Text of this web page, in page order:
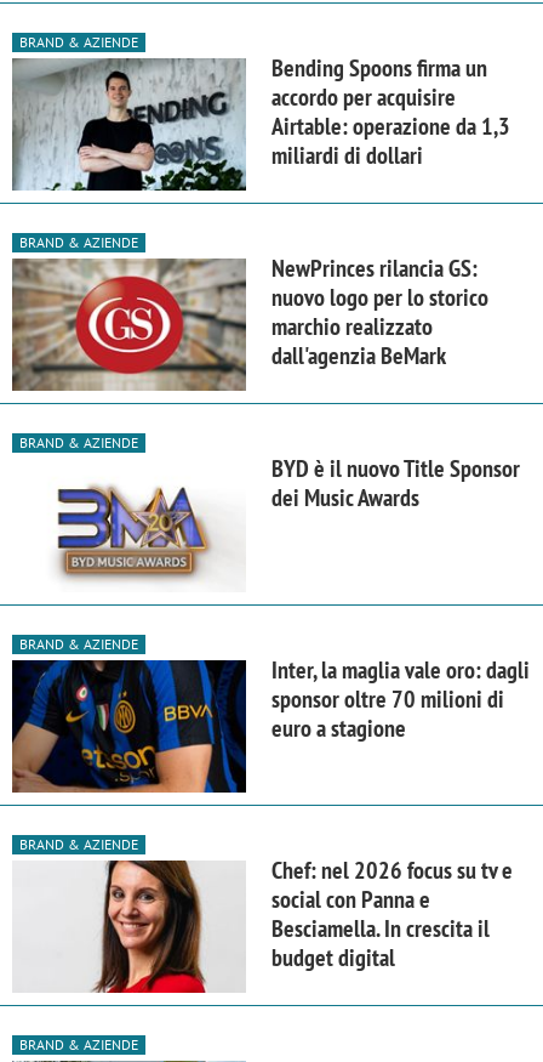
BRAND & AZIENDE
Bending Spoons firma un
accordo per acquisire
Airtable: operazione da 1,3
miliardi di dollari
BRAND & AZIENDE
NewPrinces rilancia GS:
nuovo logo per lo storico
marchio realizzato
dall'agenzia BeMark
BRAND & AZIENDE
BYD è il nuovo Title Sponsor
dei Music Awards
BRAND & AZIENDE
Inter, la maglia vale oro: dagli
sponsor oltre 70 milioni di
euro a stagione
BRAND & AZIENDE
Chef: nel 2026 focus su tv e
social con Panna e
Besciamella. In crescita il
budget digital
BRAND & AZIENDE